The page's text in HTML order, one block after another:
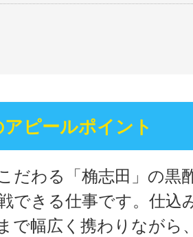
ピールポイント
だわる「桷志田」の黒
できる仕事です。仕込
で幅広く携わりながら